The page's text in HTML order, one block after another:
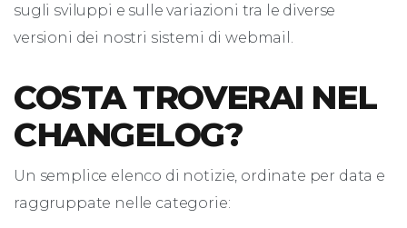
sugli sviluppi e sulle variazioni tra le diverse
versioni dei nostri sistemi di webmail.
COSTA TROVERAI NEL
CHANGELOG?
Un semplice elenco di notizie, ordinate per data e
raggruppate nelle categorie: